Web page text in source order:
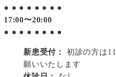
● ● ● ● ● ● ● ●
17:00〜20:00
● ● ● ● ● ● ● ●
新患受付：
初診の方は
願いいたします